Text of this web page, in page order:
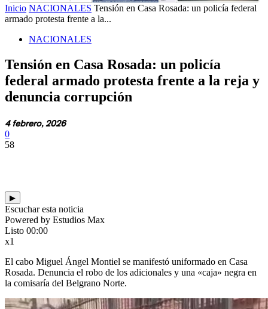
Inicio NACIONALES Tensión en Casa Rosada: un policía federal
armado protesta frente a la...
NACIONALES
Tensión en Casa Rosada: un policía
federal armado protesta frente a la reja y
denuncia corrupción
4 febrero, 2026
0
58
▶
Escuchar esta noticia
Powered by Estudios Max
Listo 00:00
x1
El cabo Miguel Ángel Montiel se manifestó uniformado en Casa
Rosada. Denuncia el robo de los adicionales y una «caja» negra en
la comisaría del Belgrano Norte.